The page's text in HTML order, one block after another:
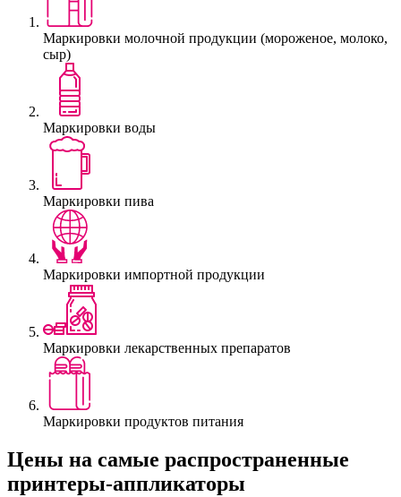
Маркировки молочной продукции (мороженое, молоко,
сыр)
Маркировки воды
Маркировки пива
Маркировки импортной продукции
Маркировки лекарственных препаратов
Маркировки продуктов питания
Цены на самые распространенные
принтеры-аппликаторы